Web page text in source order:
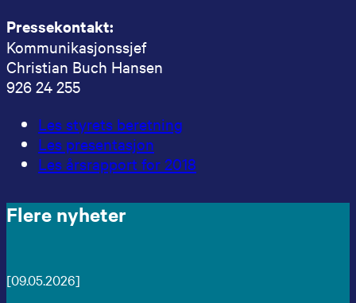
Pressekontakt:
Kommunikasjonssjef
Christian Buch Hansen
926 24 255
Les styrets beretning
Les presentasjon
Les årsrapport for 2018
Flere nyheter
[09.05.2026]